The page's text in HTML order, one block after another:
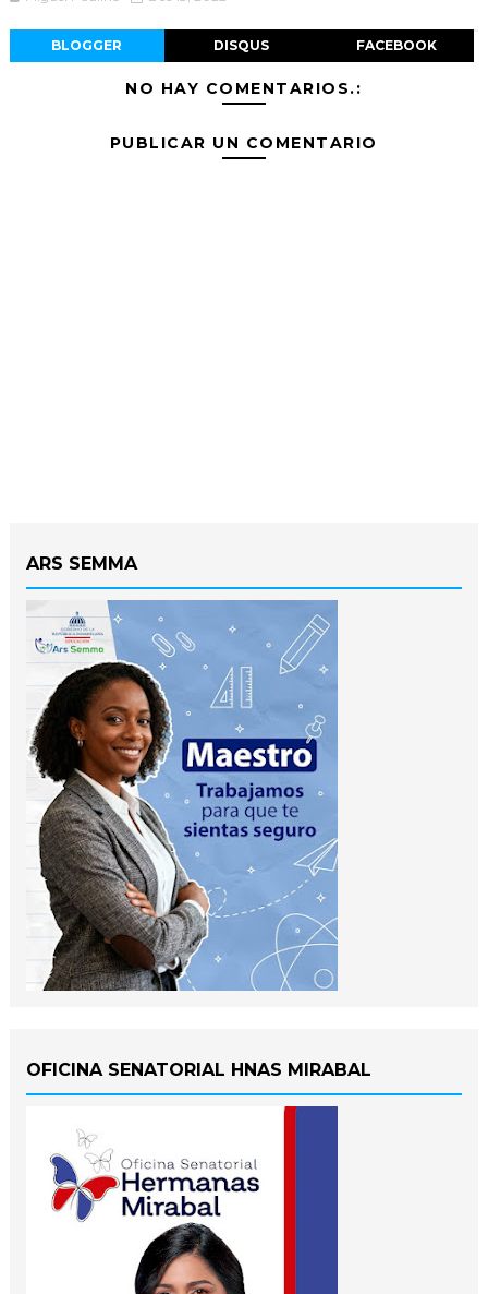
BLOGGER DISQUS FACEBOOK
NO HAY COMENTARIOS.:
PUBLICAR UN COMENTARIO
ARS SEMMA
OFICINA SENATORIAL HNAS MIRABAL